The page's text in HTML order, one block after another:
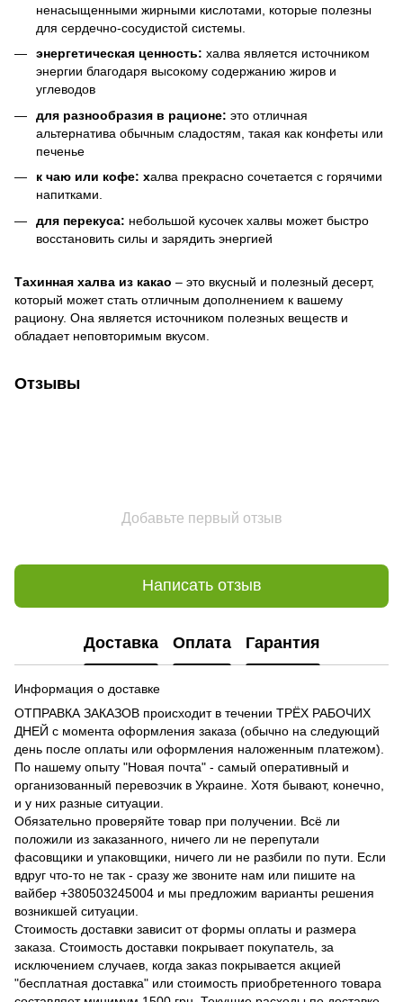
ненасыщенными жирными кислотами, которые полезны
для сердечно-сосудистой системы.
энергетическая ценность: халва является источником
энергии благодаря высокому содержанию жиров и
углеводов
для разнообразия в рационе: это отличная
альтернатива обычным сладостям, такая как конфеты или
печенье
к чаю или кофе: халва прекрасно сочетается с горячими
напитками.
для перекуса: небольшой кусочек халвы может быстро
восстановить силы и зарядить энергией
Тахинная халва из какао – это вкусный и полезный десерт,
который может стать отличным дополнением к вашему
рациону. Она является источником полезных веществ и
обладает неповторимым вкусом.
Отзывы
Добавьте первый отзыв
Написать отзыв
Доставка Оплата Гарантия
Информация о доставке
ОТПРАВКА ЗАКАЗОВ происходит в течении ТРЁХ РАБОЧИХ
ДНЕЙ с момента оформления заказа (обычно на следующий
день после оплаты или оформления наложенным платежом).
По нашему опыту "Новая почта" - самый оперативный и
организованный перевозчик в Украине. Хотя бывают, конечно,
и у них разные ситуации.
Обязательно проверяйте товар при получении. Всё ли
положили из заказанного, ничего ли не перепутали
фасовщики и упаковщики, ничего ли не разбили по пути. Если
вдруг что-то не так - сразу же звоните нам или пишите на
вайбер +380503245004 и мы предложим варианты решения
возникшей ситуации.
Стоимость доставки зависит от формы оплаты и размера
заказа. Стоимость доставки покрывает покупатель, за
исключением случаев, когда заказ покрывается акцией
"бесплатная доставка" или стоимость приобретенного товара